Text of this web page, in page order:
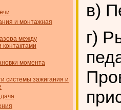
и монтажная
между
момента
системы зажигания и
в)
г)